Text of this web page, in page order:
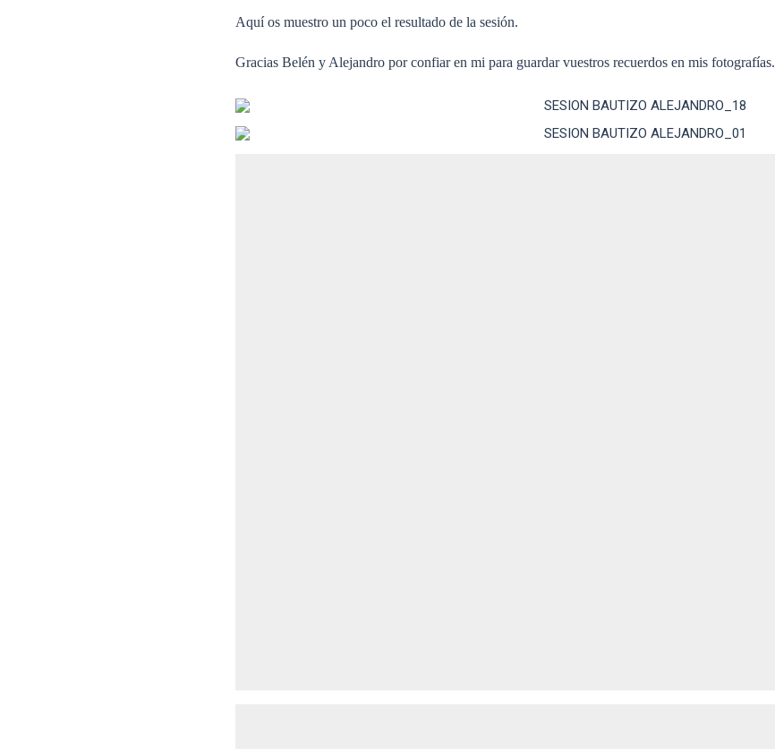
Aquí os muestro un poco el resultado de la sesión.
Gracias Belén y Alejandro por confiar en mi para guardar vuestros recuerdos en mis fotografías.